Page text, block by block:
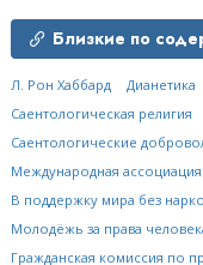
Близкие по
Л. Рон Хаббард Дианетика
Саентологическая религия
Саентологические
Международная
В поддержку мира без
Молодёжь за права
Гражданская комиссия по